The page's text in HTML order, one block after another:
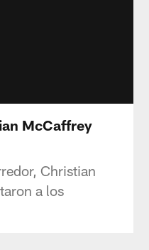
McCaffrey
Christian
a los